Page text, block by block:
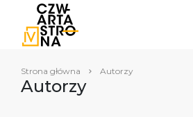
Strona główna Autorzy
Autorzy